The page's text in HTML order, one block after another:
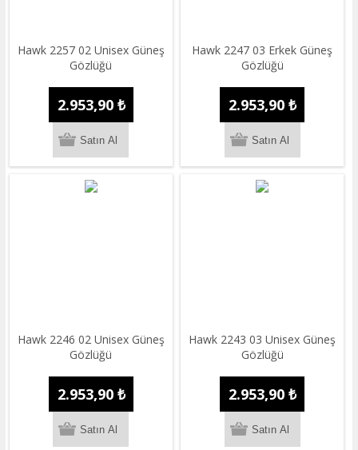
Hawk 2257 02 Unisex Güneş
Gözlüğü
2.953,90 ₺
Hawk 2247 03 Erkek Güneş
Gözlüğü
2.953,90 ₺
Hawk 2246 02 Unisex Güneş
Gözlüğü
2.953,90 ₺
Hawk 2243 03 Unisex Güneş
Gözlüğü
2.953,90 ₺